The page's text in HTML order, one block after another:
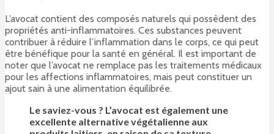
L’avocat contient des composés naturels qui possèdent des
propriétés anti-inflammatoires. Ces substances peuvent
contribuer à réduire l’inflammation dans le corps, ce qui peut
être bénéfique pour la santé en général. Il est important de
noter que l’avocat ne remplace pas les traitements médicaux
pour les affections inflammatoires, mais peut constituer un
ajout sain à une alimentation équilibrée.
Le saviez-vous ? L’avocat est également une
excellente alternative végétalienne aux